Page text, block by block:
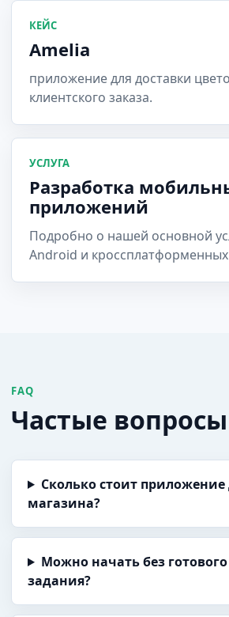
КЕЙС
Amelia
приложение для доставки
клиентского заказа.
УСЛУГА
Разработка
приложений
Подробно о нашей основной
Android и
FAQ
Частые вопросы
Сколько стоит приложение
магазина?
Можно начать без
задания?